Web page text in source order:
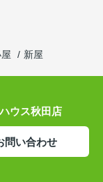
新屋
ウス秋田店
問い合わせ